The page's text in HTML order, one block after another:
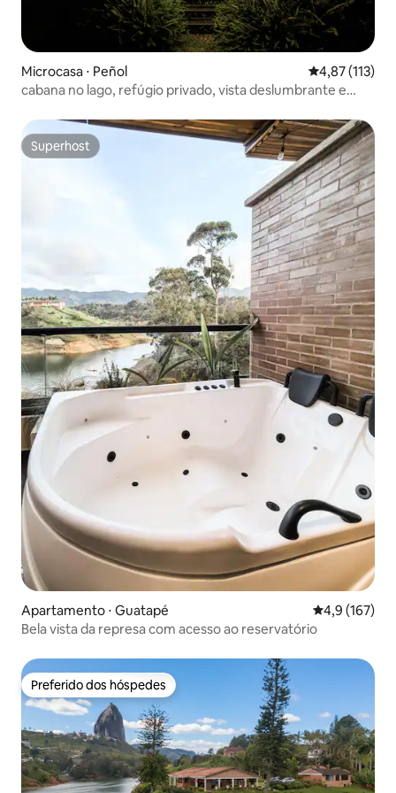
Microcasa ⋅ Peñol 4,87 de uma
4,87 (113)
cabana no lago, refúgio privado, vista deslumbrante e
Superhost
Superhost
Apartamento ⋅ Guatapé 4,9 de uma
4,9 (167)
Bela vista da represa com acesso ao reservatório
Preferido dos hóspedes
Preferido dos hóspedes